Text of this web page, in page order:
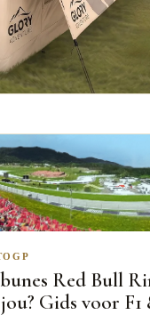
Red Bull
Gids voor